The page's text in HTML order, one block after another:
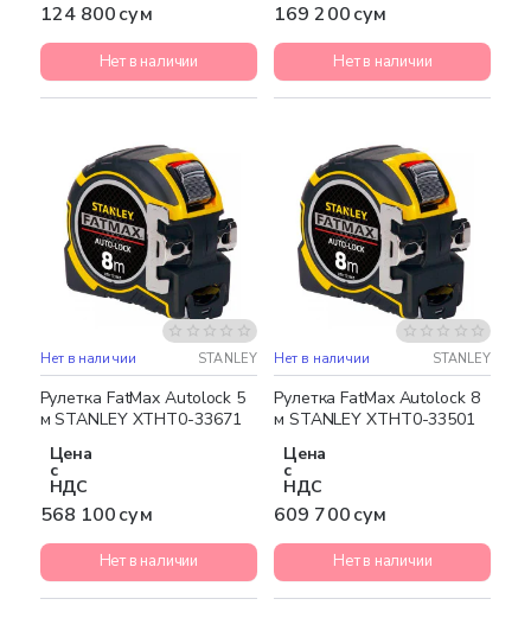
124 800 сум
Нет в наличии
169 200 сум
Нет в наличии
Нет в наличии STANLEY
Рулетка FatMax Autolock 5
м STANLEY XTHT0-33671
Цена
с
НДС
568 100 сум
Нет в наличии
Нет в наличии STANLEY
Рулетка FatMax Autolock 8
м STANLEY XTHT0-33501
Цена
с
НДС
609 700 сум
Нет в наличии